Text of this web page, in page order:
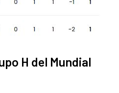
H del Mundial